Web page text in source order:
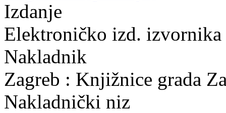
Izdanje
Elektroničko izd. izvornika
Nakladnik
Zagreb : Knjižnice grada
Nakladnički niz